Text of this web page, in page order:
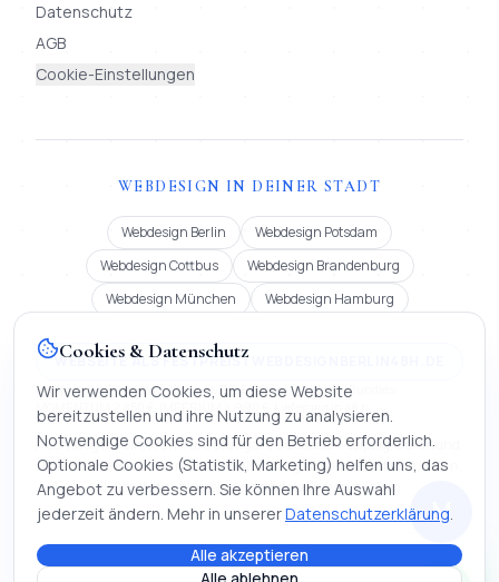
Datenschutz
AGB
Cookie-Einstellungen
WEBDESIGN IN DEINER STADT
Webdesign Berlin
Webdesign Potsdam
Webdesign Cottbus
Webdesign Brandenburg
Webdesign München
Webdesign Hamburg
WEBSEITE ALS FESTPREIS | WEBDESIGNBERLIN48H.DE
Festpreis ab 900 € oder Miete ab 99 €/Monat (12 Mon.). Bundles
MOMENTUM 2.850 €, IMPERIUM 4.990 €. Lieferung in 48 h.
Auch tätig in Köln, Frankfurt, Stuttgart, Düsseldorf, Leipzig, Dortmund,
Bremen, Dresden, Hannover und Nürnberg | Webseite erstellen lassen,
KI-Chatbot entwickeln und digitale Firmenmappen.
©2026Mihajlo Systems.Webentwicklung, KI & Automatisierung. Alle
M
Cookies & Datenschutz
Wir verwenden Cookies, um diese Website
bereitzustellen und ihre Nutzung zu analysieren.
Notwendige Cookies sind für den Betrieb erforderlich.
Optionale Cookies (Statistik, Marketing) helfen uns, das
Angebot zu verbessern. Sie können Ihre Auswahl
jederzeit ändern. Mehr in unsererDatenschutzerklärung.
Alle akzeptieren